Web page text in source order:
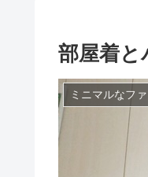
部屋着と
ミニマルなフ